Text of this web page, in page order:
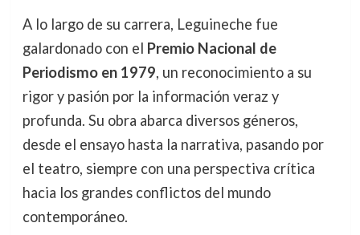
A lo largo de su carrera, Leguineche fue
galardonado con el Premio Nacional de
Periodismo en 1979, un reconocimiento a su
rigor y pasión por la información veraz y
profunda. Su obra abarca diversos géneros,
desde el ensayo hasta la narrativa, pasando por
el teatro, siempre con una perspectiva crítica
hacia los grandes conflictos del mundo
contemporáneo.